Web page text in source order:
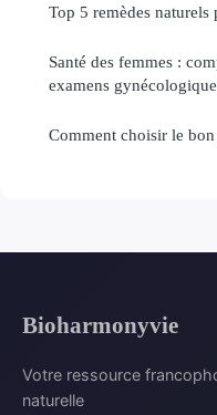
Top 5 remèdes
Santé des femmes :
examens
Comment choisir le
Bioharmonyvie
Votre ressource
naturelle